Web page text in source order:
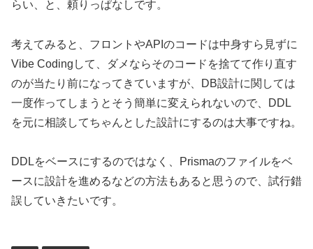
らい、と、頼りっぱなしです。
考えてみると、フロントやAPIのコードは中身すら見ずに
Vibe Codingして、ダメならそのコードを捨てて作り直す
のが当たり前になってきていますが、DB設計に関しては
一度作ってしまうとそう簡単に変えられないので、DDL
を元に相談してちゃんとした設計にするのは大事ですね。
DDLをベースにするのではなく、Prismaのファイルをベ
ースに設計を進めるなどの方法もあると思うので、試行錯
誤していきたいです。